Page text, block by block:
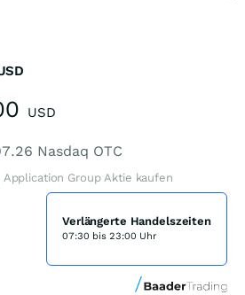
USD
Nasdaq OTC
Group Aktie kaufen
Verlängerte Handelszeiten
07:30 bis 23:00 Uhr